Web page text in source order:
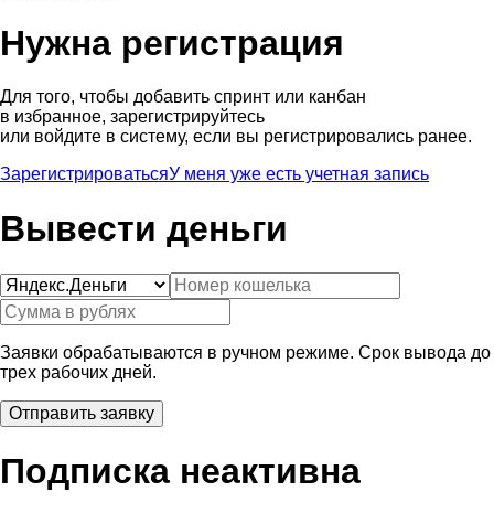
Нужна регистрация
Для того, чтобы добавить спринт или канбан
в избранное, зарегистрируйтесь
или войдите в систему, если вы регистрировались ранее.
ЗарегистрироватьсяУ меня уже есть учетная запись
Вывести деньги
Заявки обрабатываются в ручном режиме. Срок вывода до
трех рабочих дней.
Подписка неактивна